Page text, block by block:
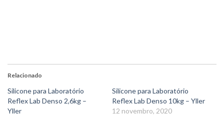
Relacionado
Silicone para Laboratório
Reflex Lab Denso 2,6kg –
Yller
Silicone para Laboratório
Reflex Lab Denso 10kg – Yller
12 novembro, 2020